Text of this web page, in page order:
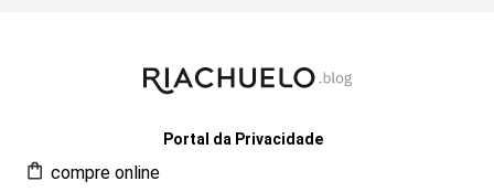
Portal da Privacidade
compre online